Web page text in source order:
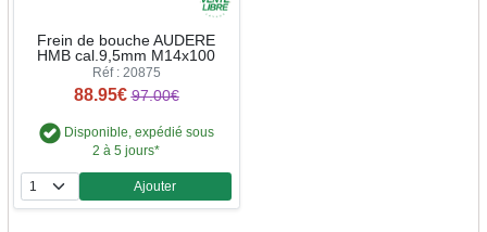
Frein de bouche AUDERE
HMB cal.9,5mm M14x100
Réf : 20875
88.95€ 97.00€
Disponible, expédié sous
2 à 5 jours*
Quantité
Ajouter